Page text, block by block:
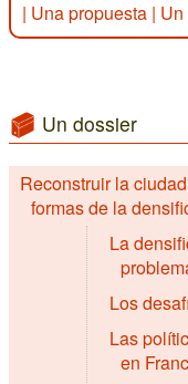
| Una propuesta |
Un dossier
Reconstruir la
formas de la
La
Los
Las
en